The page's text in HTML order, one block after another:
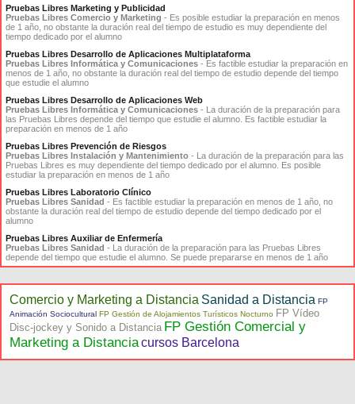
Pruebas Libres Marketing y Publicidad
Pruebas Libres Comercio y Marketing - Es posible estudiar la preparación en menos
de 1 año, no obstante la duración real del tiempo de estudio es muy dependiente del
tiempo dedicado por el alumno
Pruebas Libres Desarrollo de Aplicaciones Multiplataforma
Pruebas Libres Informática y Comunicaciones - Es factible estudiar la preparación en
menos de 1 año, no obstante la duración real del tiempo de estudio depende del tiempo
que estudie el alumno
Pruebas Libres Desarrollo de Aplicaciones Web
Pruebas Libres Informática y Comunicaciones - La duración de la preparación para
las Pruebas Libres depende del tiempo que estudie el alumno. Es factible estudiar la
preparación en menos de 1 año
Pruebas Libres Prevención de Riesgos
Pruebas Libres Instalación y Mantenimiento - La duración de la preparación para las
Pruebas Libres es muy dependiente del tiempo dedicado por el alumno. Es posible
estudiar la preparación en menos de 1 año
Pruebas Libres Laboratorio Clínico
Pruebas Libres Sanidad - Es factible estudiar la preparación en menos de 1 año, no
obstante la duración real del tiempo de estudio depende del tiempo dedicado por el
alumno
Pruebas Libres Auxiliar de Enfermería
Pruebas Libres Sanidad - La duración de la preparación para las Pruebas Libres
depende del tiempo que estudie el alumno. Se puede prepararse en menos de 1 año
Comercio y Marketing a Distancia Sanidad a Distancia FP
Animación Sociocultural FP Gestión de Alojamientos Turísticos Nocturno FP Vídeo
Disc-jockey y Sonido a Distancia FP Gestión Comercial y
Marketing a Distanciacursos Barcelona